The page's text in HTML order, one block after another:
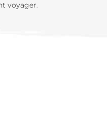
voyager.